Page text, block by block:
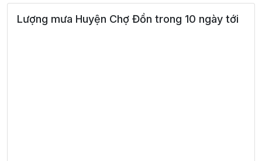
Lượng mưa Huyện Chợ Đồn trong 10 ngày tới